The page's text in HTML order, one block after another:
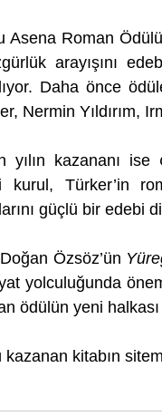
Asena Roman
arayışını
Daha önce
Nermin Yıldırım,
yılın kazananı ise
kurul, Türker’in
güçlü bir edebi
Özsöz’ün
yolculuğunda
ödülün yeni
kazanan kitabın